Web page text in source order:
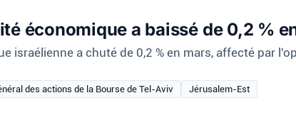
économique a baissé de 0,2 %
israélienne a chuté de 0,2 % en mars, affecté par
des actions de la Bourse de Tel-Aviv Jérusalem-Est